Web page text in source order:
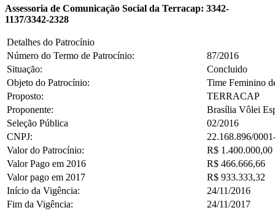
Assessoria de Comunicação Social da Terracap: 3342-
1137/3342-2328
Detalhes do Patrocínio
Número do Termo de Patrocínio:
87/2016
Situação:
Concluido
Objeto do Patrocínio:
Time Feminino
Proposto:
TERRACAP
Proponente:
Brasília Vôlei
Seleção Pública
02/2016
CNPJ:
22.168.896/
Valor do Patrocínio:
R$ 1.400.000,00
Valor Pago em 2016
R$ 466.666,66
Valor pago em 2017
R$ 933.333,32
Início da Vigência:
24/11/2016
Fim da Vigência:
24/11/2017